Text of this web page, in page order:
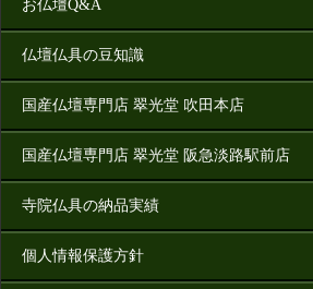
お仏壇Q&A
仏壇仏具の豆知識
国産仏壇専門店 翠光堂 吹田本店
国産仏壇専門店 翠光堂 阪急淡路駅前店
寺院仏具の納品実績
個人情報保護方針